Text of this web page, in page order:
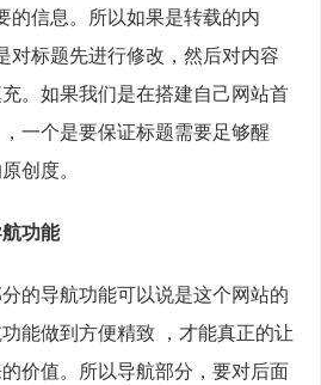
的信息。所以如果是转载的内
对标题先进行修改，然后对内容
。如果我们是在搭建自己网站首
一个是要保证标题需要足够醒
创度。
功能
导航功能可以说是这个网站的
能做到方便精致 ，才能真正的让
价值。所以导航部分，要对后面